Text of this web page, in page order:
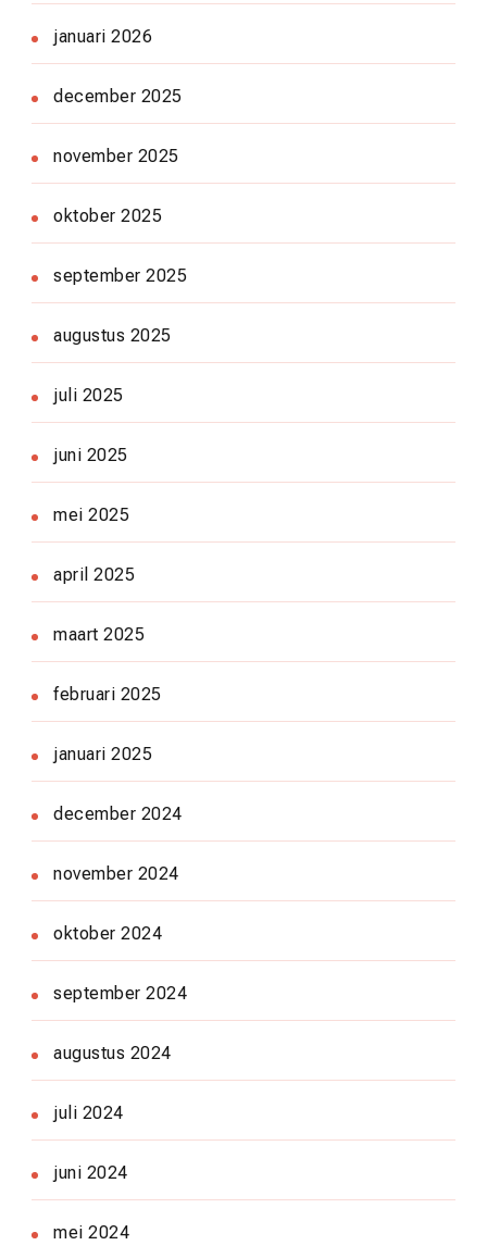
januari 2026
december 2025
november 2025
oktober 2025
september 2025
augustus 2025
juli 2025
juni 2025
mei 2025
april 2025
maart 2025
februari 2025
januari 2025
december 2024
november 2024
oktober 2024
september 2024
augustus 2024
juli 2024
juni 2024
mei 2024